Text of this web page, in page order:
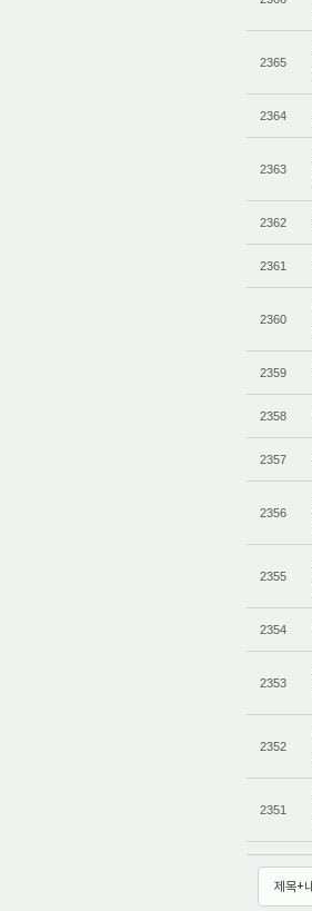
2365
2364
2363
2362
2361
2360
2359
2358
2357
2356
2355
2354
2353
2352
2351